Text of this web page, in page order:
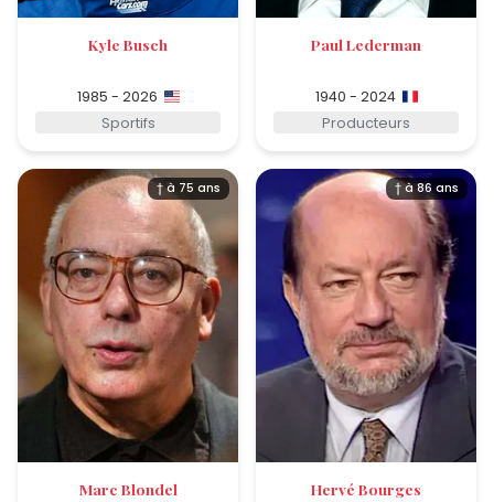
Kyle Busch
1985 - 2026
Sportifs
Paul Lederman
1940 - 2024
Producteurs
† à 75 ans
Marc Blondel
† à 86 ans
Hervé Bourges